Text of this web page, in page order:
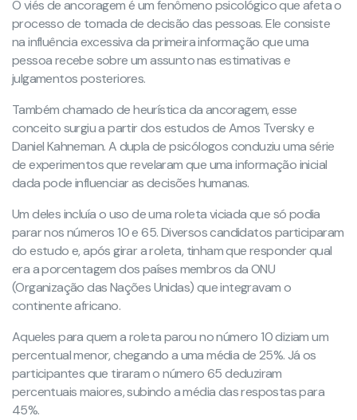
O viés de ancoragem é um fenômeno psicológico que afeta o
processo de tomada de decisão das pessoas. Ele consiste
na influência excessiva da primeira informação que uma
pessoa recebe sobre um assunto nas estimativas e
julgamentos posteriores.
Também chamado de heurística da ancoragem, esse
conceito surgiu a partir dos estudos de Amos Tversky e
Daniel Kahneman. A dupla de psicólogos conduziu uma série
de experimentos que revelaram que uma informação inicial
dada pode influenciar as decisões humanas.
Um deles incluía o uso de uma roleta viciada que só podia
parar nos números 10 e 65. Diversos candidatos participaram
do estudo e, após girar a roleta, tinham que responder qual
era a porcentagem dos países membros da ONU
(Organização das Nações Unidas) que integravam o
continente africano.
Aqueles para quem a roleta parou no número 10 diziam um
percentual menor, chegando a uma média de 25%. Já os
participantes que tiraram o número 65 deduziram
percentuais maiores, subindo a média das respostas para
45%.